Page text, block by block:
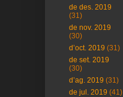
de des. 2019
(31)
de nov. 2019
(30)
d’oct. 2019 (31)
de set. 2019
(30)
d’ag. 2019 (31)
de jul. 2019 (41)